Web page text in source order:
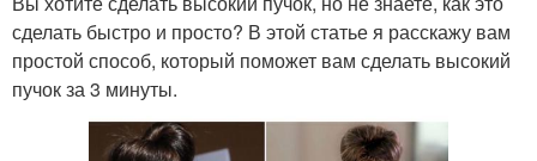
сделать быстро и просто? В этой статье я расскажу вам
простой способ, который поможет вам сделать высокий
пучок за 3 минуты.